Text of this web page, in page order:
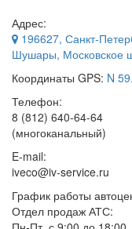
Адрес:
196627, Санкт-
Шушары, Московское
Координаты GPS: N
Телефон:
8 (812) 640-64-64
(многоканальный)
E-mail:
iveco@iv-service.ru
График работы
Отдел продаж АТС: